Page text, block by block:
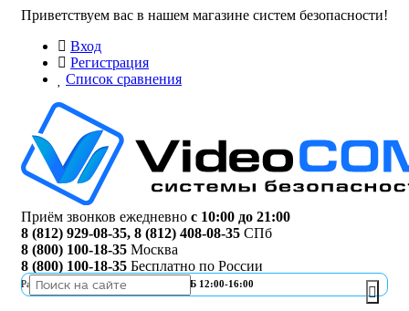
Приветствуем вас в нашем магазине систем безопасности!
Вход
Регистрация
Список сравнения
Приём звонков ежедневно с 10:00 до 21:00
8 (812) 929-08-35, 8 (812) 408-08-35 СПб
8 (800) 100-18-35 Москва
8 (800) 100-18-35 Бесплатно по России
Работа офисаПН-ПТ 10:00-19:00 | СБ 12:00-16:00